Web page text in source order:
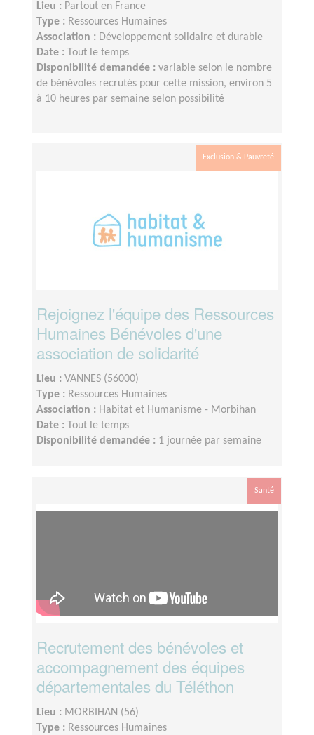
Lieu : Partout en France
Type : Ressources Humaines
Association : Développement solidaire et durable
Date :
Tout le temps
Disponibilité demandée : variable selon le nombre
de bénévoles recrutés pour cette mission, environ 5
à 10 heures par semaine selon possibilité
Exclusion & Pauvreté
Rejoignez l'équipe des Ressources
Humaines Bénévoles d'une
association de solidarité
Lieu : VANNES (56000)
Type : Ressources Humaines
Association : Habitat et Humanisme - Morbihan
Date :
Tout le temps
Disponibilité demandée : 1 journée par semaine
Santé
Recrutement des bénévoles et
accompagnement des équipes
départementales du Téléthon
Lieu : MORBIHAN (56)
Type : Ressources Humaines